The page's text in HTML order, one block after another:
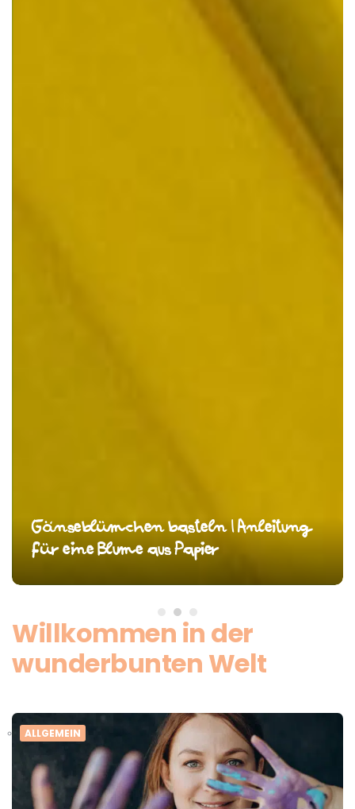
| Anleitung
Papier
Hexentreppe
Faltanleitung + 4
Willkommen in der
wunderbunten Welt
ALLGEMEIN